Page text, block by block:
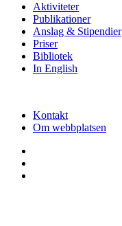
Aktiviteter
Publikationer
Anslag & Stipendier
Priser
Bibliotek
In English
Kontakt
Om webbplatsen